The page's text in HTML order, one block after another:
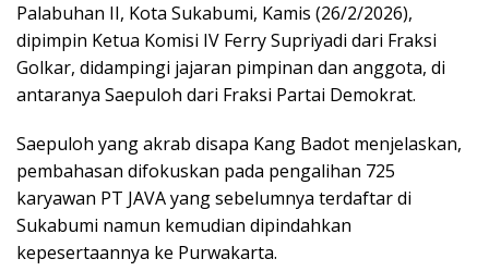
Palabuhan II, Kota Sukabumi, Kamis (26/2/2026),
dipimpin Ketua Komisi IV Ferry Supriyadi dari Fraksi
Golkar, didampingi jajaran pimpinan dan anggota, di
antaranya Saepuloh dari Fraksi Partai Demokrat.
Saepuloh yang akrab disapa Kang Badot menjelaskan,
pembahasan difokuskan pada pengalihan 725
karyawan PT JAVA yang sebelumnya terdaftar di
Sukabumi namun kemudian dipindahkan
kepesertaannya ke Purwakarta.